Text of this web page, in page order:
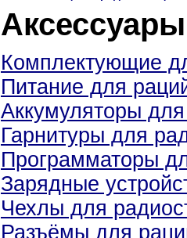
Комплектующие
Питание для
Аккумуляторы
Гарнитуры для
Программаторы
Зарядные
Чехлы для
Разъёмы для